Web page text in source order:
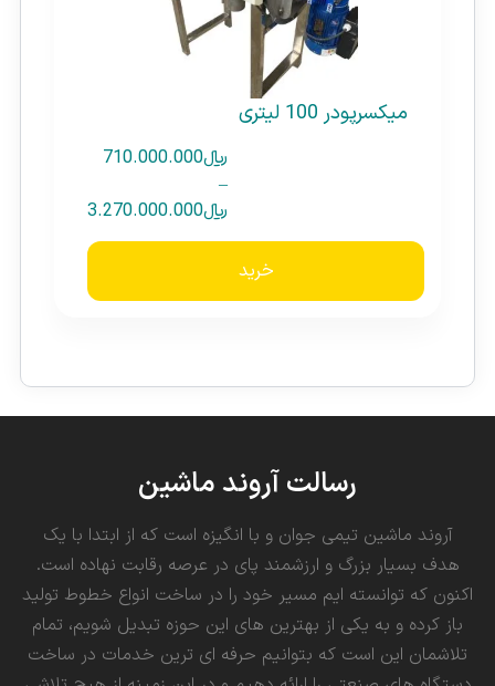
میکسرپودر 100 لیتری
﷼710.000.000
–
﷼3.270.000.000
خرید
رسالت آروند ماشین
آروند ماشین تیمی جوان و با انگیزه است که از ابتدا با یک
هدف بسیار بزرگ و ارزشمند پای در عرصه رقابت نهاده است.
اکنون که توانسته ایم مسیر خود را در ساخت انواع خطوط تولید
باز کرده و به یکی از بهترین های این حوزه تبدیل شویم، تمام
تلاشمان این است که بتوانیم حرفه ای ترین خدمات در ساخت